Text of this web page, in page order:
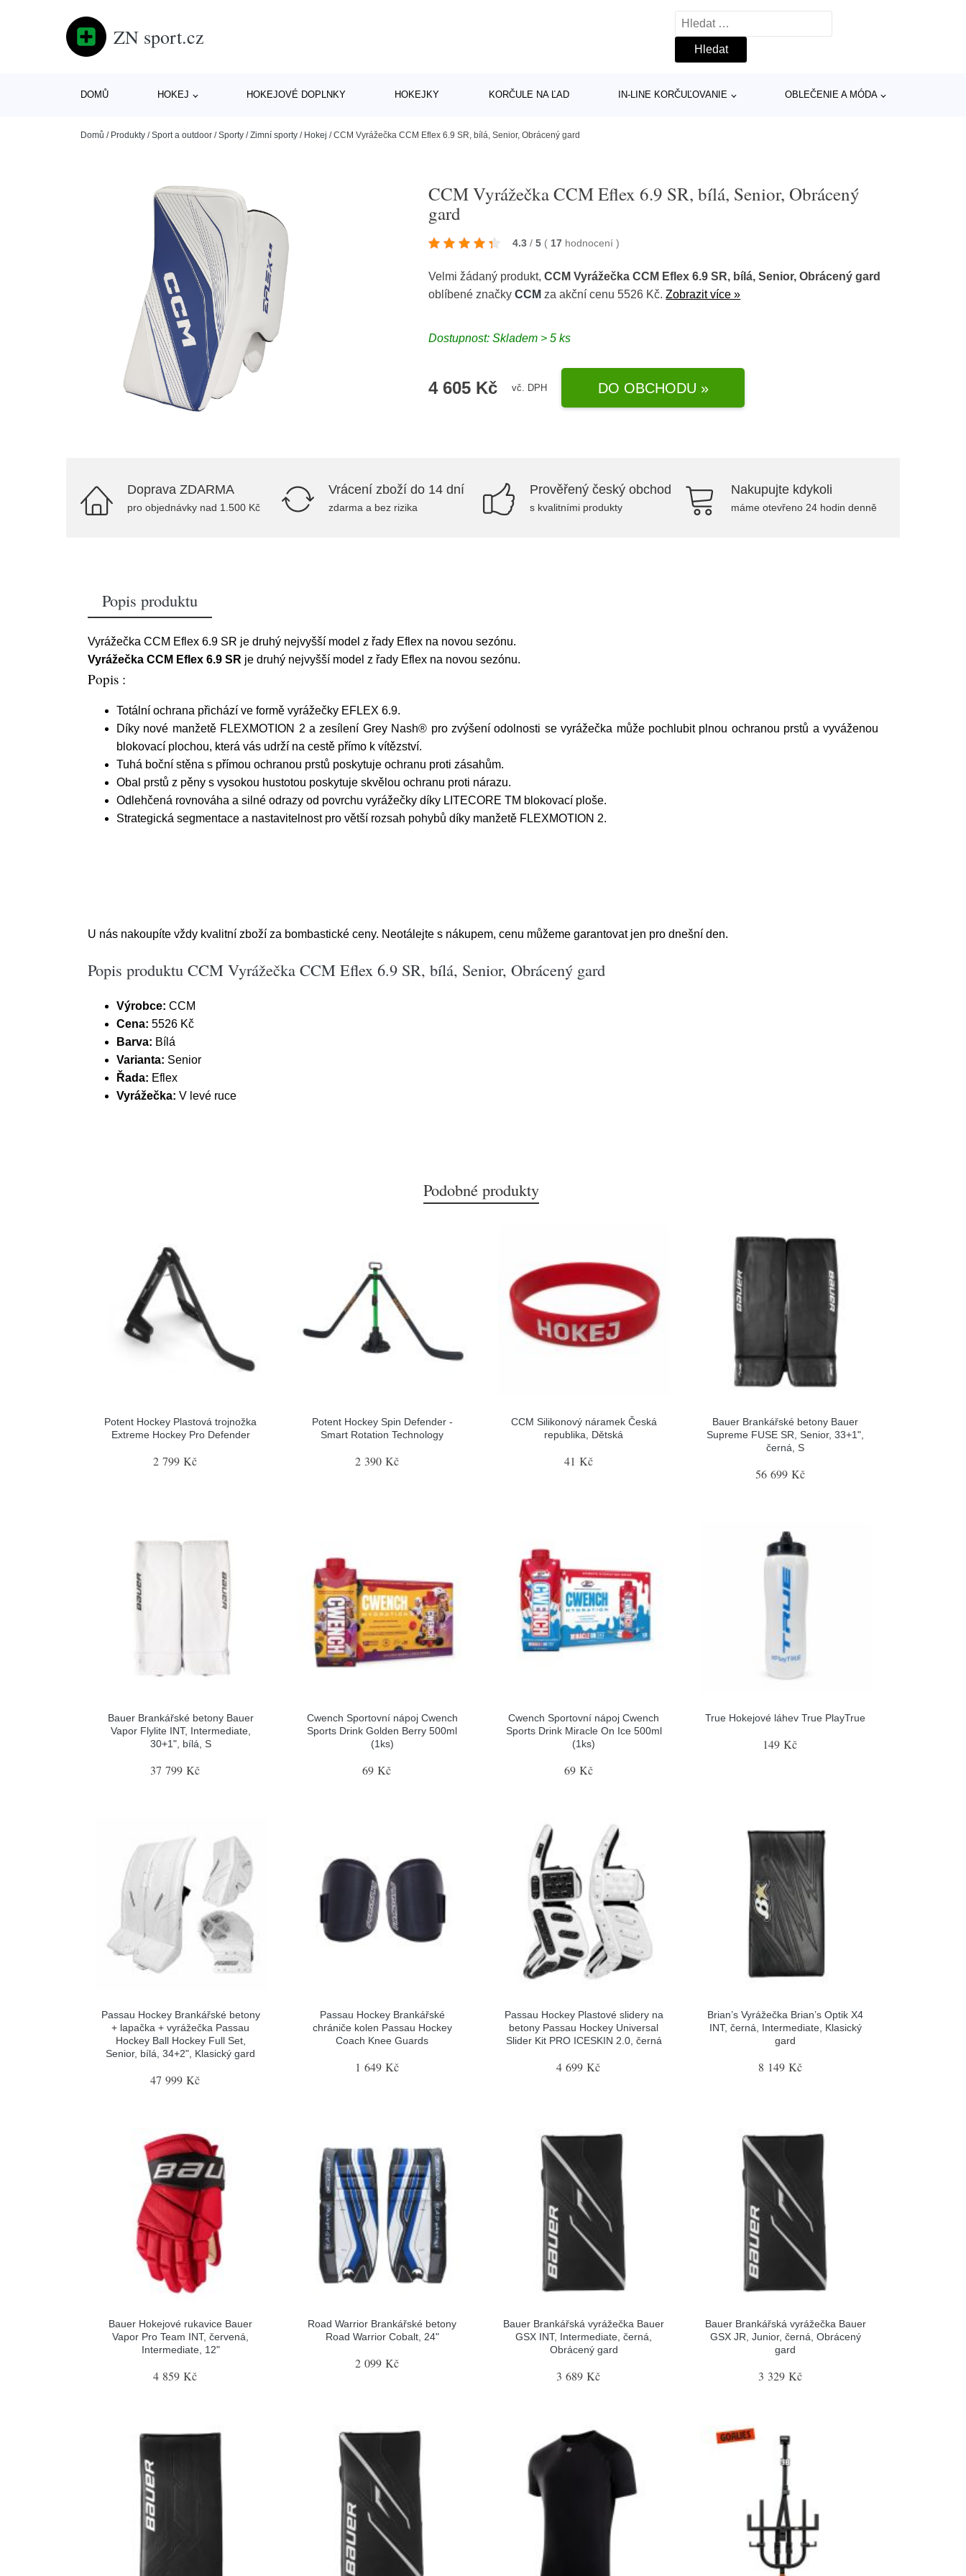
ZN sport.cz
Vyhledávání
DOMŮ HOKEJ HOKEJOVÉ DOPLNKY HOKEJKY KORČULE NA ĽAD IN-LINE KORČUĽOVANIE OBLEČENIE A MÓDA
Domů / Produkty /Sport a outdoor /Sporty /Zimní sporty / Hokej /CCM Vyrážečka CCM Eflex 6.9 SR, bílá, Senior, Obrácený gard
CCM Vyrážečka CCM Eflex 6.9 SR, bílá, Senior, Obrácený
gard
4.3 / 5 ( 17 hodnocení)
Velmi žádaný produkt,CCM Vyrážečka CCM Eflex 6.9 SR, bílá, Senior, Obrácený gard
oblíbené značkyCCM za akční cenu 5526 Kč.Zobrazit více »
Dostupnost: Skladem > 5 ks
4 605 Kč vč. DPH DO OBCHODU »
Doprava ZDARMA
pro objednávky nad 1.500 Kč
Vrácení zboží do 14 dní
zdarma a bez rizika
Prověřený český obchod
s kvalitními produkty
Nakupujte kdykoli
máme otevřeno 24 hodin denně
Popis produktu
Vyrážečka CCM Eflex 6.9 SR je druhý nejvyšší model z řady Eflex na novou sezónu.
Vyrážečka CCM Eflex 6.9 SR je druhý nejvyšší model z řady Eflex na novou sezónu.
Popis :
Totální ochrana přichází ve formě vyrážečky EFLEX 6.9.
Díky nové manžetě FLEXMOTION 2 a zesílení Grey Nash® pro zvýšení odolnosti se vyrážečka může pochlubit plnou ochranou prstů a vyváženou
blokovací plochou, která vás udrží na cestě přímo k vítězství.
Tuhá boční stěna s přímou ochranou prstů poskytuje ochranu proti zásahům.
Obal prstů z pěny s vysokou hustotou poskytuje skvělou ochranu proti nárazu.
Odlehčená rovnováha a silné odrazy od povrchu vyrážečky díky LITECORE TM blokovací ploše.
Strategická segmentace a nastavitelnost pro větší rozsah pohybů díky manžetě FLEXMOTION 2.
U nás nakoupíte vždy kvalitní zboží za bombastické ceny. Neotálejte s nákupem, cenu můžeme garantovat jen pro dnešní den.
Popis produktu CCM Vyrážečka CCM Eflex 6.9 SR, bílá, Senior, Obrácený gard
Výrobce: CCM
Cena: 5526 Kč
Barva: Bílá
Varianta: Senior
Řada: Eflex
Vyrážečka: V levé ruce
Podobné produkty
Potent Hockey Plastová trojnožka
Extreme Hockey Pro Defender
2 799 Kč
Potent Hockey Spin Defender -
Smart Rotation Technology
2 390 Kč
CCM Silikonový náramek Česká
republika, Dětská
41 Kč
Bauer Brankářské betony Bauer
Supreme FUSE SR, Senior, 33+1",
černá, S
56 699 Kč
Bauer Brankářské betony Bauer
Vapor Flylite INT, Intermediate,
30+1", bílá, S
37 799 Kč
Cwench Sportovní nápoj Cwench
Sports Drink Golden Berry 500ml
(1ks)
69 Kč
Cwench Sportovní nápoj Cwench
Sports Drink Miracle On Ice 500ml
(1ks)
69 Kč
True Hokejové láhev True PlayTrue
149 Kč
Passau Hockey Brankářské betony
+ lapačka + vyrážečka Passau
Hockey Ball Hockey Full Set,
Senior, bílá, 34+2", Klasický gard
47 999 Kč
Passau Hockey Brankářské
chrániče kolen Passau Hockey
Coach Knee Guards
1 649 Kč
Passau Hockey Plastové slidery na
betony Passau Hockey Universal
Slider Kit PRO ICESKIN 2.0, černá
4 699 Kč
Brian’s Vyrážečka Brian’s Optik X4
INT, černá, Intermediate, Klasický
gard
8 149 Kč
Bauer Hokejové rukavice Bauer
Vapor Pro Team INT, červená,
Intermediate, 12"
4 859 Kč
Road Warrior Brankářské betony
Road Warrior Cobalt, 24"
2 099 Kč
Bauer Brankářská vyrážečka Bauer
GSX INT, Intermediate, černá,
Obrácený gard
3 689 Kč
Bauer Brankářská vyrážečka Bauer
GSX JR, Junior, černá, Obrácený
gard
3 329 Kč